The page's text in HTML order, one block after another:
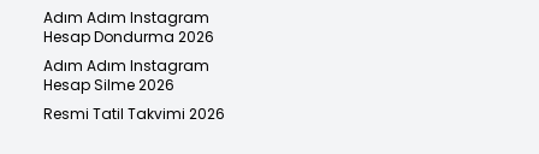
Adım Adım Instagram
Hesap Dondurma 2026
Adım Adım Instagram
Hesap Silme 2026
Resmi Tatil Takvimi 2026